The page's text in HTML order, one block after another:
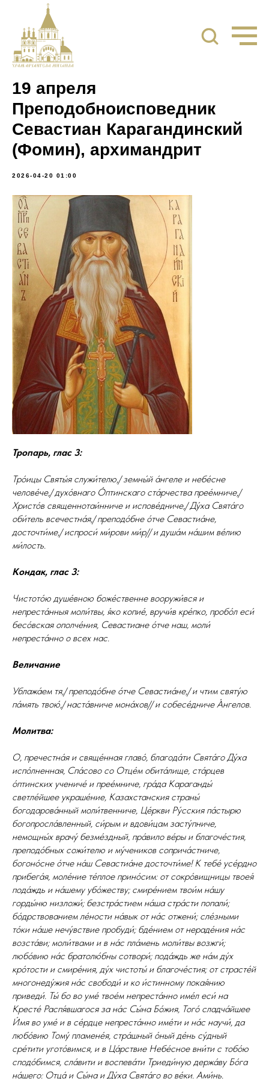
19 апреля
Преподобноисповедник
Севастиан Карагандинский
(Фомин), архимандрит
2026-04-20 01:00
Тропарь, глас 3:
Тро́ицы Святы́я служи́телю,/ земны́й а́нгеле и небе́сне
челове́че,/ духо́внаго О́птинскаго ста́рчества прее́мниче,/
Христо́в священнотаи́нниче и испове́дниче,/ Ду́ха Свята́го
оби́тель всечестна́я,/ преподо́бне о́тче Севастиа́не,
досточти́ме,/ испроси́ ми́рови ми́р// и душа́м на́шим ве́лию
ми́лость.
Кондак, глас 3:
Чистото́ю душе́вною боже́ственне вооружи́вся и
непреста́нныя моли́твы, я́ко копие́, вручи́в кре́пко, пробо́л еси́
бесо́вская ополче́ния, Севастиане о́тче наш, моли́
непреста́нно о всех нас.
Величание
Ублажа́ем тя,/ преподо́бне о́тче Севастиа́не,/ и чтим святу́ю
па́мять твою́,/ наста́вниче мона́хов// и собесе́дниче А́нгелов.
Молитва:
О, пречестна́я и свяще́нная главо́, благода́ти Свята́го Ду́ха
испо́лненная, Спа́сово со Отце́м обита́лище, ста́рцев
о́птинских учениче́ и прее́мниче, гра́да Караганды́
светле́йшее украше́ние, Казахстанския страны́
богодарова́нный моли́твенниче, Це́ркви Ру́сския па́стырю
богопросла́вленный, си́рым и вдови́цам засту́пниче,
немощны́х врачу́ безме́здный, пра́вило ве́ры и благоче́стия,
преподо́бных сожи́телю и му́чеников соприча́стниче,
богоно́сне о́тче на́ш Севастиа́не досточти́ме! К тебе́ усе́рдно
прибега́я, моле́ние те́плое прино́сим: от сокро́вищницы твоея́
пода́ждь и на́шему убо́жеству; смире́нием твои́м на́шу
горды́ню низложи́; безстра́стием на́ша стра́сти попали́;
бо́дрствованием ле́ности на́вык от на́с отжени́; сле́зными
то́ки на́ше нечу́вствие пробуди́; бде́нием от нераде́ния на́с
возста́ви; моли́твами и в на́с пла́мень моли́твы возжги́;
любо́вию на́с братолю́бны сотвори́; пода́ждь же на́м ду́х
кро́тости и смире́ния, ду́х чистоты́ и благоче́стия; от страсте́й
многонеду́жия на́с свободи́ и ко и́стинному покая́нию
приведи́. Ты́ бо во уме́ твое́м непреста́нно име́л еси́ на
Кресте́ Распя́вшагося за на́с Сы́на Бо́жия, Того́ сладча́йшее
И́мя во уме́ и в се́рдце непреста́нно име́ти и на́с научи́, да
любо́вию Тому́ пламене́я, стра́шный о́ный де́нь су́дный
сре́тити угото́вимся, и в Ца́рствие Небе́сное вни́ти с тобо́ю
сподо́бимся, сла́вити и воспева́ти Триеди́ную держа́ву Бо́га
на́шего: Отца́ и Сы́на и Ду́ха Свята́го во ве́ки. Ами́нь.